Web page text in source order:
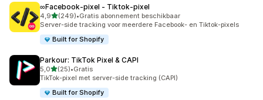
∞Facebook‑pixel ‑ Tiktok‑pixel
4,9van 5 sterren
(249)
249 recensies in totaal
•Gratis abonnement beschikbaar
Server-side tracking voor meerdere Facebook- en Tiktok-pixels
Built for Shopify
Parkour: TikTok Pixel & CAPI
5,0van 5 sterren
(25)
25 recensies in totaal
•Gratis
TikTok-pixel met server-side tracking (CAPI)
Built for Shopify